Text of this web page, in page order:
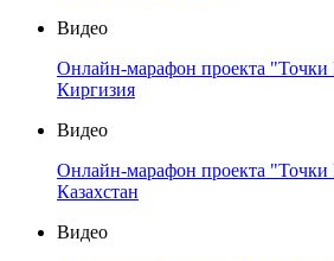
Видео
Онлайн-марафон проекта "Точки
Киргизия
Видео
Онлайн-марафон проекта "Точки
Казахстан
Видео